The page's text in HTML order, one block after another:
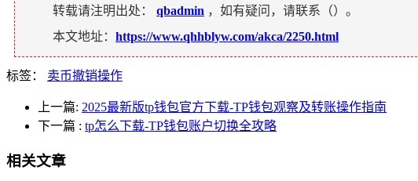
转载请注明出处： qbadmin ，如有疑问，请联系（）。
本文地址： https://www.qhhblyw.com/akca/2250.html
标签： 卖币撤销操作
上一篇: 2025最新版tp钱包官方下载-TP钱包观察及转账操作指南
下一篇 : tp怎么下载-TP钱包账户切换全攻略
相关文章